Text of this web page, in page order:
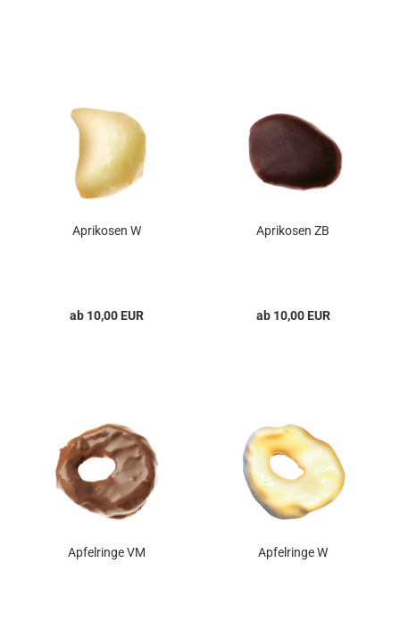
Aprikosen W
ab 10,00 EUR
Aprikosen ZB
ab 10,00 EUR
Apfelringe VM Apfelringe W